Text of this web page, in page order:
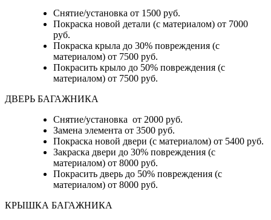
Снятие/установка от 1500 руб.
Покраска новой детали (с материалом) от 7000
руб.
Покраска крыла до 30% повреждения (с
материалом) от 7500 руб.
Покрасить крыло до 50% повреждения (с
материалом) от 7500 руб.
ДВЕРЬ БАГАЖНИКА
Снятие/установка от 2000 руб.
Замена элемента от 3500 руб.
Покраска новой двери (с материалом) от 5400 руб.
Закраска двери до 30% повреждения (с
материалом) от 8000 руб.
Покрасить дверь до 50% повреждения (с
материалом) от 8000 руб.
КРЫШКА БАГАЖНИКА